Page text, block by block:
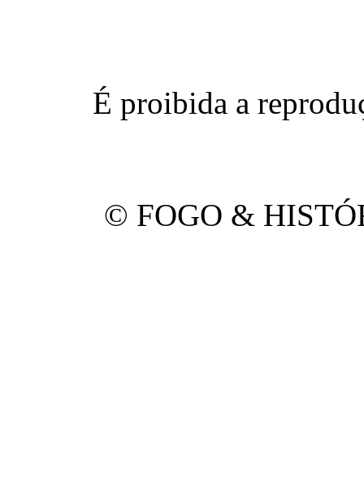
É proibida a
© FOGO &